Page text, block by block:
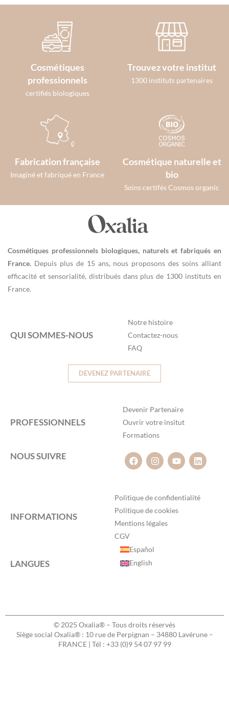
Cosmétiques
professionnels
certifiés biologiques
Trouvez votre institut
1300 instituts partenaires
Fabrication française
Imaginé et fabriqué en France
Cosmétique naturelle et
bio
Soins certifés Cosmos organic
Cosmétiques professionnels biologiques, naturels et fabriqués en
France. Depuis plus de 15 ans, nous proposons des soins alliant
efficacité et sensorialité, distribués dans plus de 1300 instituts en
France.
QUI SOMMES-NOUS
Notre histoire
Contactez-nous
FAQ
DEVENEZ PARTENAIRE
PROFESSIONNELS
Devenir Partenaire
Ouvrir votre insitut
Formations
NOUS SUIVRE
INFORMATIONS
Politique de confidentialité
Politique de cookies
Mentions légales
CGV
LANGUES
Español
English
© 2025 Oxalia® – Tous droits réservés
Siège social Oxalia® : 10 rue de Perpignan – 34880 Lavérune –
FRANCE | Tél : +33 (0)9 54 07 97 99